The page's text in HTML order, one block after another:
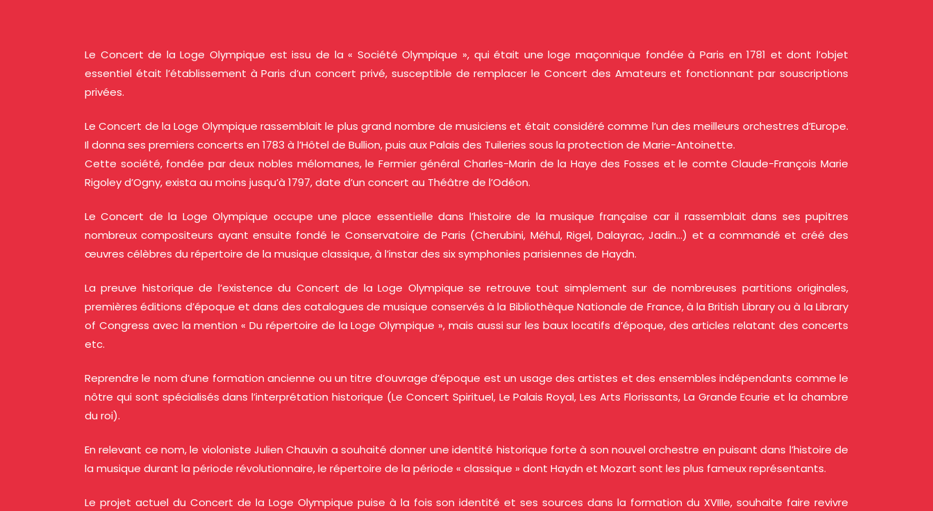
Le Concert de la Loge Olympique est issu de la « Société Olympique », qui était une loge maçonnique fondée à Paris en 1781 et dont l’objet
essentiel était l’établissement à Paris d’un concert privé, susceptible de remplacer le Concert des Amateurs et fonctionnant par souscriptions
privées.
Le Concert de la Loge Olympique rassemblait le plus grand nombre de musiciens et était considéré comme l’un des meilleurs orchestres d’Europe.
Il donna ses premiers concerts en 1783 à l’Hôtel de Bullion, puis aux Palais des Tuileries sous la protection de Marie-Antoinette.
Cette société, fondée par deux nobles mélomanes, le Fermier général Charles-Marin de la Haye des Fosses et le comte Claude-François Marie
Rigoley d’Ogny, exista au moins jusqu’à 1797, date d’un concert au Théâtre de l’Odéon.
Le Concert de la Loge Olympique occupe une place essentielle dans l’histoire de la musique française car il rassemblait dans ses pupitres
nombreux compositeurs ayant ensuite fondé le Conservatoire de Paris (Cherubini, Méhul, Rigel, Dalayrac, Jadin…) et a commandé et créé des
œuvres célèbres du répertoire de la musique classique, à l’instar des six symphonies parisiennes de Haydn.
La preuve historique de l’existence du Concert de la Loge Olympique se retrouve tout simplement sur de nombreuses partitions originales,
premières éditions d’époque et dans des catalogues de musique conservés à la Bibliothèque Nationale de France, à la British Library ou à la Library
of Congress avec la mention « Du répertoire de la Loge Olympique », mais aussi sur les baux locatifs d’époque, des articles relatant des concerts
etc.
Reprendre le nom d’une formation ancienne ou un titre d’ouvrage d’époque est un usage des artistes et des ensembles indépendants comme le
nôtre qui sont spécialisés dans l’interprétation historique (Le Concert Spirituel, Le Palais Royal, Les Arts Florissants, La Grande Ecurie et la chambre
du roi).
En relevant ce nom, le violoniste Julien Chauvin a souhaité donner une identité historique forte à son nouvel orchestre en puisant dans l’histoire de
la musique durant la période révolutionnaire, le répertoire de la période « classique » dont Haydn et Mozart sont les plus fameux représentants.
Le projet actuel du Concert de la Loge Olympique puise à la fois son identité et ses sources dans la formation du XVIIIe, souhaite faire revivre